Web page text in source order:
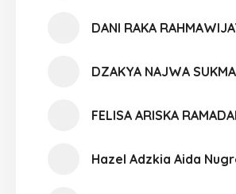
DANI RAKA
DZAKYA NAJWA
FELISA ARISKA
Hazel Adzkia Aida